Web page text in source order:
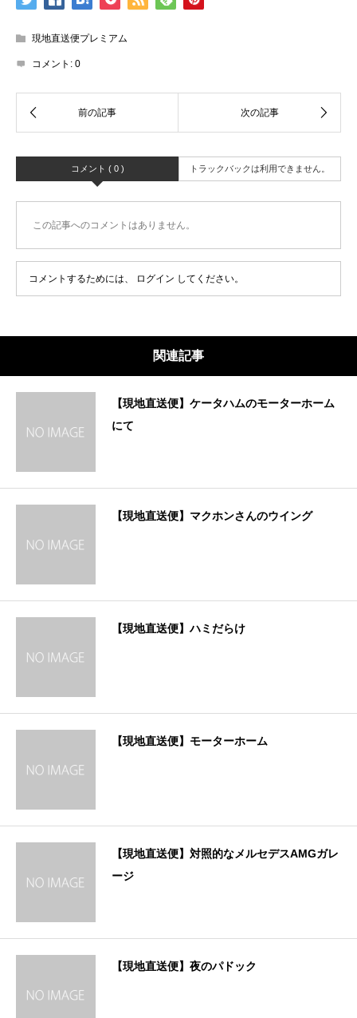
現地直送便プレミアム
コメント: 0
コメント ( 0 ) トラックバックは利用できません。
この記事へのコメントはありません。
コメントするためには、 ログイン してください。
関連記事
【現地直送便】ケータハムのモーターホーム
にて
【現地直送便】マクホンさんのウイング
【現地直送便】ハミだらけ
【現地直送便】モーターホーム
【現地直送便】対照的なメルセデスAMGガレ
ージ
【現地直送便】夜のパドック